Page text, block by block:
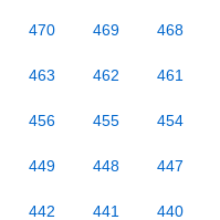
470 469 468
463 462 461
456 455 454
449 448 447
442 441 440